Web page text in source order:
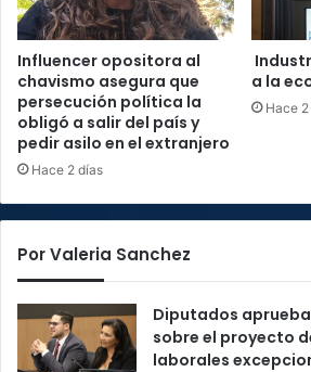
Influencer opositora al
chavismo asegura que
persecución política la
obligó a salir del país y
pedir asilo en el extranjero
Hace 2 días
a la
Hace
Por Valeria Sanchez
Diputados
sobre el proyecto
laborales